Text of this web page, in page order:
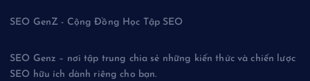
SEO GenZ - Cộng Đồng Học Tập SEO
SEO Genz – nơi tập trung chia sẻ những kiến thức và chiến lược
SEO hữu ích dành riêng cho bạn.